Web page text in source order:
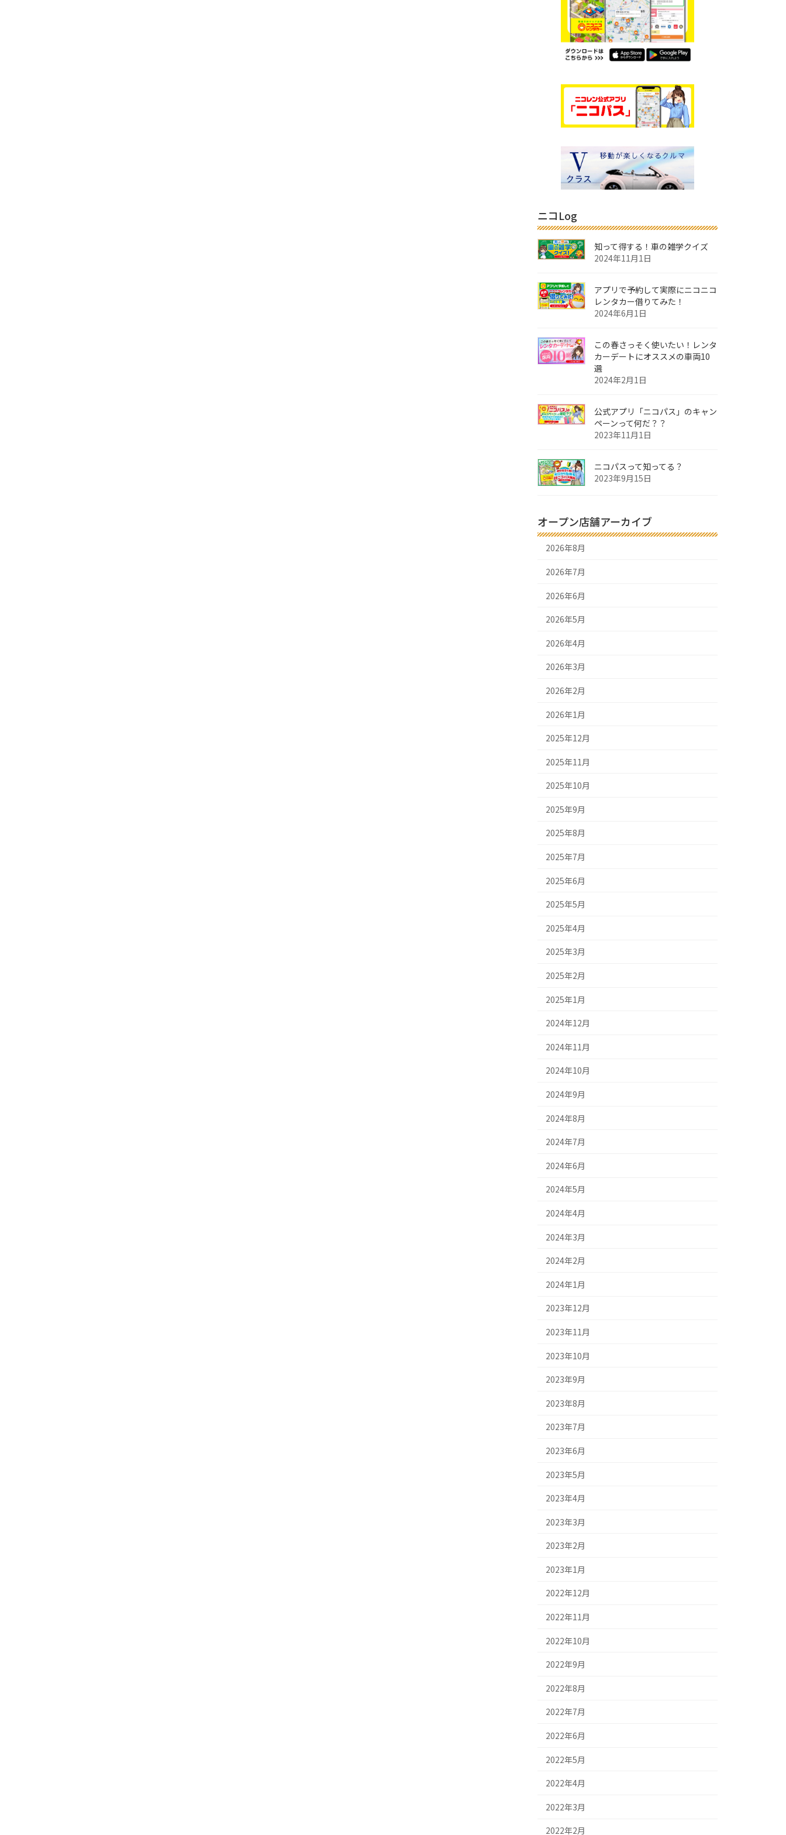
ニコLog
知って得する！車の雑学クイズ
2024年11月1日
アプリで予約して実際にニコニコ
レンタカー借りてみた！
2024年6月1日
この春さっそく使いたい！レンタ
カーデートにオススメの車両10
選
2024年2月1日
公式アプリ「ニコパス」のキャン
ペーンって何だ？？
2023年11月1日
ニコパスって知ってる？
2023年9月15日
オープン店舗アーカイブ
2026年8月
2026年7月
2026年6月
2026年5月
2026年4月
2026年3月
2026年2月
2026年1月
2025年12月
2025年11月
2025年10月
2025年9月
2025年8月
2025年7月
2025年6月
2025年5月
2025年4月
2025年3月
2025年2月
2025年1月
2024年12月
2024年11月
2024年10月
2024年9月
2024年8月
2024年7月
2024年6月
2024年5月
2024年4月
2024年3月
2024年2月
2024年1月
2023年12月
2023年11月
2023年10月
2023年9月
2023年8月
2023年7月
2023年6月
2023年5月
2023年4月
2023年3月
2023年2月
2023年1月
2022年12月
2022年11月
2022年10月
2022年9月
2022年8月
2022年7月
2022年6月
2022年5月
2022年4月
2022年3月
2022年2月